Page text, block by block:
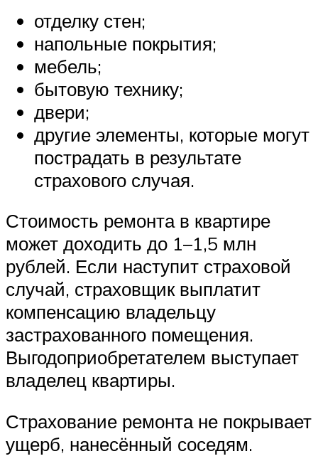
отделку стен;
напольные покрытия;
мебель;
бытовую технику;
двери;
другие элементы, которые могут
пострадать в результате
страхового случая.
Стоимость ремонта в квартире
может доходить до 1–1,5 млн
рублей. Если наступит страховой
случай, страховщик выплатит
компенсацию владельцу
застрахованного помещения.
Выгодоприобретателем выступает
владелец квартиры.
Страхование ремонта не покрывает
ущерб, нанесённый соседям.